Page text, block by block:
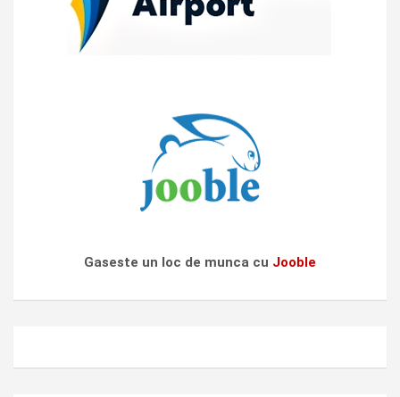
Gaseste un loc de munca cu Jooble